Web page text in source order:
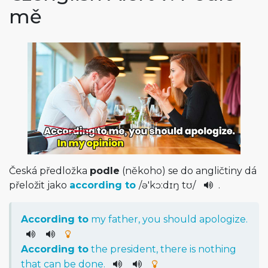
mě
Česká předložka podle (někoho) se do angličtiny dá
přeložit jako according to /ə'kɔ:dɪŋ t­ʊ/ .
According to my father, you should apologize.
According to the president, there is nothing
that can be done.